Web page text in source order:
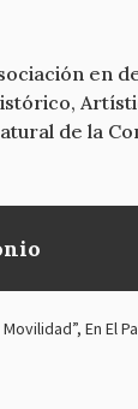
en
de la
En El